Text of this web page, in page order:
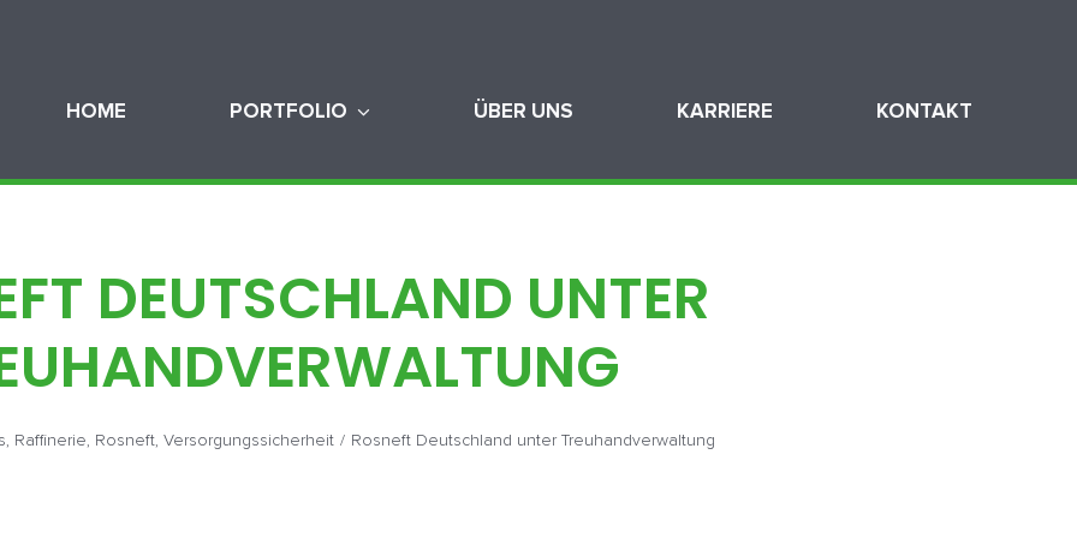
HOME PORTFOLIO ÜBER UNS KARRIERE KONTAKT
DEUTSCHLAND UNTER
, Raffinerie, Rosneft, Versorgungssicherheit / Rosneft Deutschland unter Treuhandverwaltung